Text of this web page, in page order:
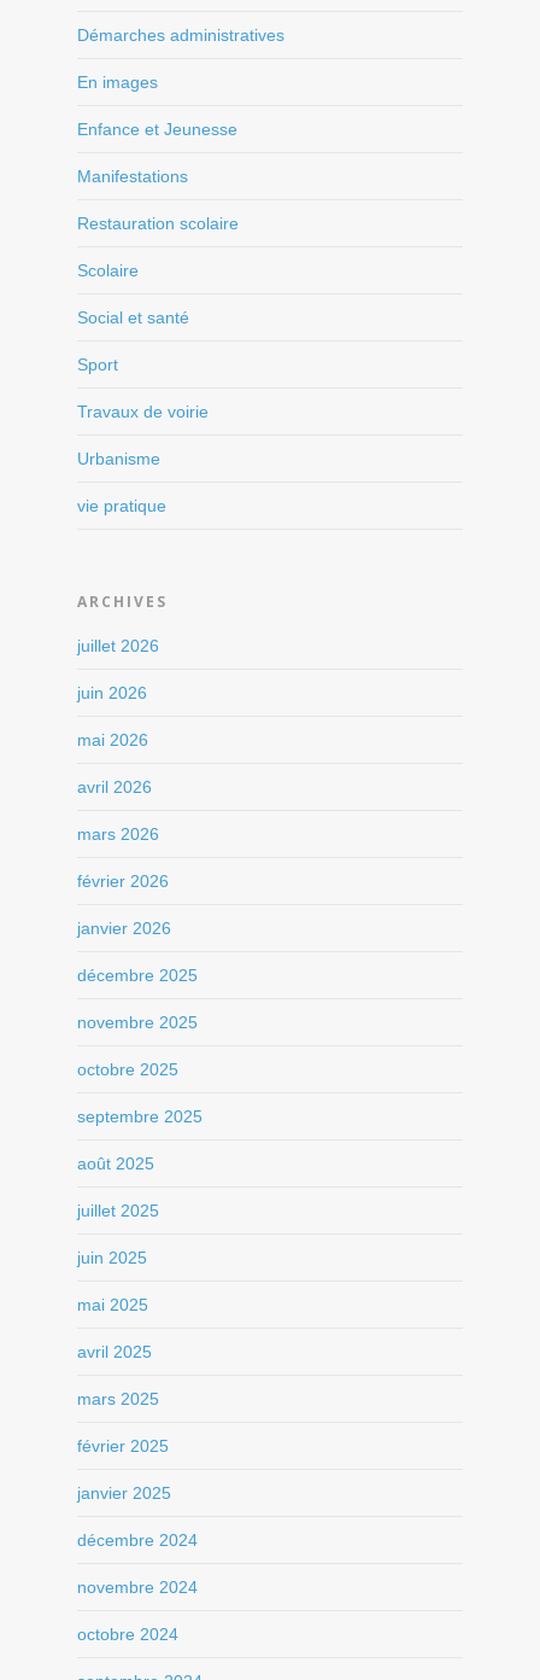
Démarches administratives
En images
Enfance et Jeunesse
Manifestations
Restauration scolaire
Scolaire
Social et santé
Sport
Travaux de voirie
Urbanisme
vie pratique
ARCHIVES
juillet 2026
juin 2026
mai 2026
avril 2026
mars 2026
février 2026
janvier 2026
décembre 2025
novembre 2025
octobre 2025
septembre 2025
août 2025
juillet 2025
juin 2025
mai 2025
avril 2025
mars 2025
février 2025
janvier 2025
décembre 2024
novembre 2024
octobre 2024